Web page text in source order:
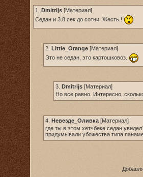
1. Dmitrijs [Материал]
Седан и 3.8 сек до сотни. Жесть !
2. Little_Orange [Материал]
Это не седан, это картошковоз.
3. Dmitrijs [Материал]
Но все равно. Интересно,
4. Невезде_Оливка [Материал]
где ты в этом хетчбеке седан
придумывали убожества типа